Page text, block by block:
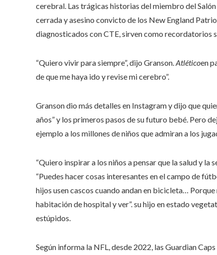
cerebral. Las trágicas historias del miembro del
cerrada y asesino convicto de los New England
diagnosticados con CTE, sirven como recordatorios
“Quiero vivir para siempre”, dijo Granson.Atléticoen
de que me haya ido y revise mi cerebro”.
Granson dio más detalles en Instagram y dijo que
años” y los primeros pasos de su futuro bebé. Pero
ejemplo a los millones de niños que admiran a los
“Quiero inspirar a los niños a pensar que la salud y
“Puedes hacer cosas interesantes en el campo de
hijos usen cascos cuando andan en bicicleta…
habitación de hospital y ver”. su hijo en estado
estúpidos.
Según informa la NFL, desde 2022, las Guardian